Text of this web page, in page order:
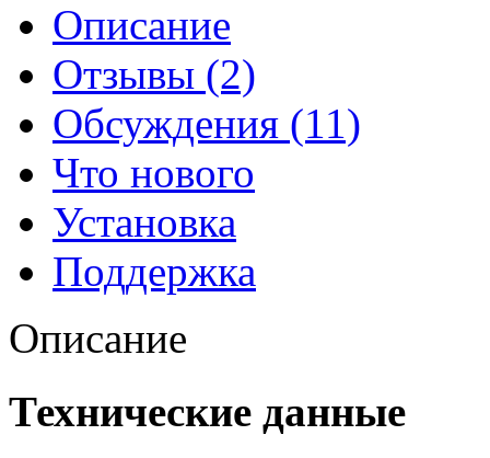
Описание
Отзывы (2)
Обсуждения (11)
Что нового
Установка
Поддержка
Описание
Технические данные